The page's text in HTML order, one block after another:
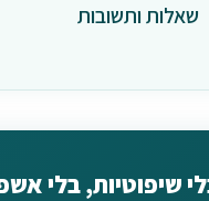
שאלות ותשובות
בלי